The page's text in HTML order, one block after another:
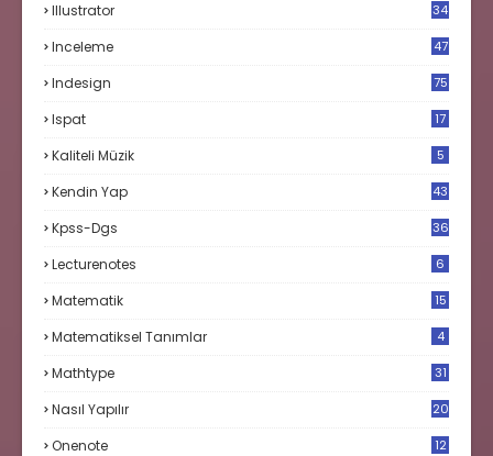
Illustrator 34
Inceleme 47
Indesign 75
Ispat
17
Kaliteli Müzik 5
Kendin Yap 43
Kpss-Dgs 36
Lecturenotes 6
Matematik
15
Matematiksel Tanımlar 4
Mathtype 31
Nasıl Yapılır 20
Onenote 12